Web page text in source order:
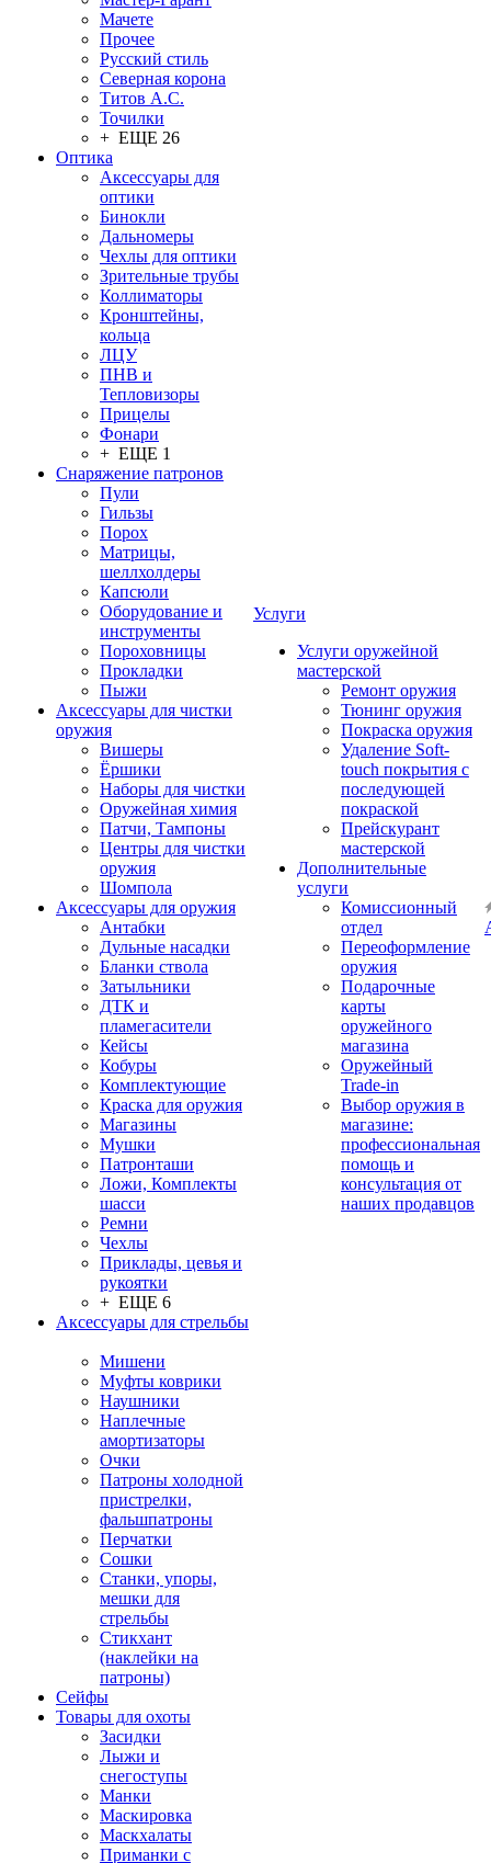
Мачете
Прочее
Русский стиль
Северная корона
Титов А.С.
Точилки
+ ЕЩЕ 26
Оптика
Аксессуары для
оптики
Бинокли
Дальномеры
Чехлы для оптики
Зрительные трубы
Коллиматоры
Кронштейны,
кольца
ЛЦУ
ПНВ и
Тепловизоры
Прицелы
Фонари
+ ЕЩЕ 1
Снаряжение патронов
Пули
Гильзы
Порох
Матрицы,
шеллхолдеры
Капсюли
Оборудование и
инструменты
Пороховницы
Прокладки
Пыжи
Аксессуары для чистки
оружия
Вишеры
Ёршики
Наборы для чистки
Оружейная химия
Патчи, Тампоны
Центры для чистки
оружия
Шомпола
Аксессуары для оружия
Антабки
Дульные насадки
Бланки ствола
Затыльники
ДТК и
пламегасители
Кейсы
Кобуры
Комплектующие
Краска для оружия
Магазины
Мушки
Патронташи
Ложи, Комплекты
шасси
Ремни
Чехлы
Приклады, цевья и
рукоятки
+ ЕЩЕ 6
Аксессуары для стрельбы
Мишени
Муфты коврики
Наушники
Наплечные
амортизаторы
Очки
Патроны холодной
пристрелки,
фальшпатроны
Перчатки
Сошки
Станки, упоры,
мешки для
стрельбы
Стикхант
(наклейки на
патроны)
Сейфы
Товары для охоты
Засидки
Лыжи и
снегоступы
Манки
Маскировка
Маскхалаты
Приманки с
Услуги
Услуги оружейной
мастерской
Ремонт оружия
Тюнинг оружия
Покраска оружия
Удаление Soft-
touch покрытия с
последующей
покраской
Прейскурант
мастерской
Дополнительные
услуги
Комиссионный
отдел
Переоформление
оружия
Подарочные
карты
оружейного
магазина
Оружейный
Trade-in
Выбор оружия в
магазине:
профессиональная
помощь и
консультация от
наших продавцов